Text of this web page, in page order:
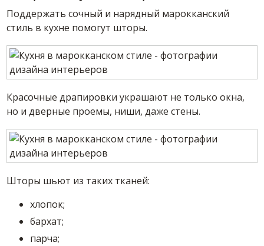
Поддержать сочный и нарядный марокканский
стиль в кухне помогут шторы.
Красочные драпировки украшают не только окна,
но и дверные проемы, ниши, даже стены.
Шторы шьют из таких тканей:
хлопок;
бархат;
парча;